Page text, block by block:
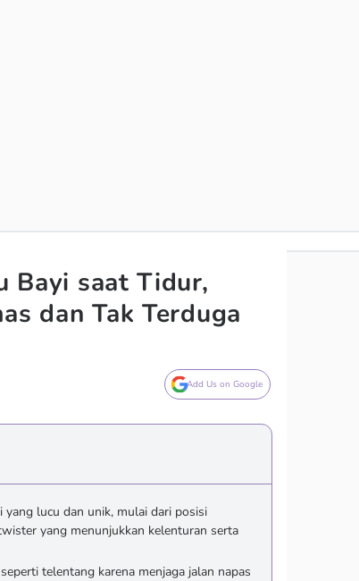
Bayi saat Tidur,
dan Tak Terduga
Add Us on Google
lucu dan unik, mulai dari posisi
yang menunjukkan kelenturan serta
telentang karena menjaga jalan napas